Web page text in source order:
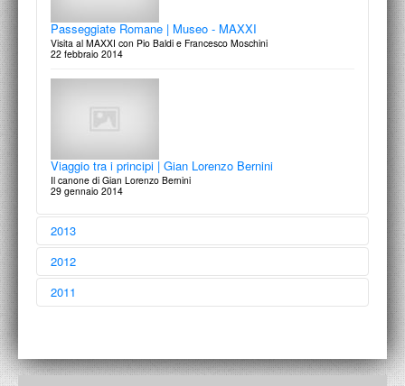
Viaggio tra i principi | Gian Lorenzo Bernini
Il canone di Gian Lorenzo Bernini
2013
Aperti per Restauri
dicembre 2013
2012
2011
controversa
16 dicembre 2011
Biografia estesa e Nota autobiografica | Biographical Profile and